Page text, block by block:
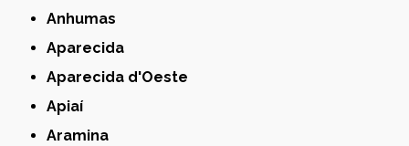
Anhumas
Aparecida
Aparecida d'Oeste
Apiaí
Aramina